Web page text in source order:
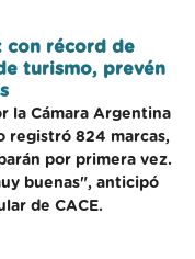
con récord de
turismo, prevén
la Cámara Argentina
registró 824 marcas,
por primera vez.
buenas", anticipó
de CACE.